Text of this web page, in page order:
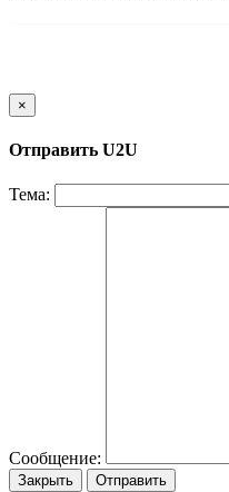
×
Отправить U2U
Тема:
Сообщение:
Закрыть Отправить